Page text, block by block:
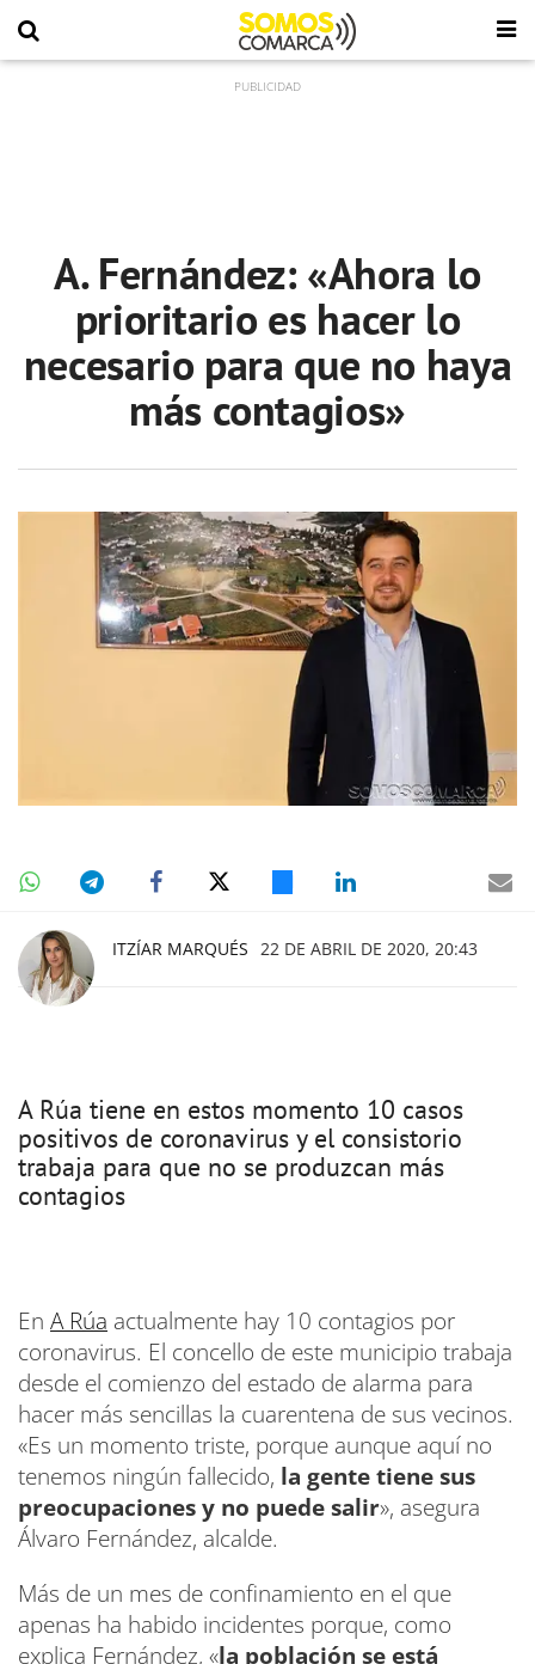
A. Fernández: «Ahora lo
prioritario es hacer lo
necesario para que no haya
más contagios»
ITZÍAR MARQUÉS 22 DE ABRIL DE 2020, 20:43
A Rúa tiene en estos momento 10 casos
positivos de coronavirus y el consistorio
trabaja para que no se produzcan más
contagios
En A Rúa actualmente hay 10 contagios por
coronavirus. El concello de este municipio trabaja
desde el comienzo del estado de alarma para
hacer más sencillas la cuarentena de sus vecinos.
«Es un momento triste, porque aunque aquí no
tenemos ningún fallecido, la gente tiene sus
preocupaciones y no puede salir», asegura
Álvaro Fernández, alcalde.
Más de un mes de confinamiento en el que
apenas ha habido incidentes porque, como
explica Fernández, «la población se está